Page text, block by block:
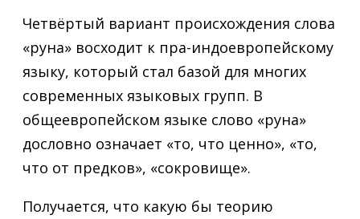
Четвёртый вариант происхождения слова
«руна» восходит к пра-индоевропейскому
языку, который стал базой для многих
современных языковых групп. В
общеевропейском языке слово «руна»
дословно означает «то, что ценно», «то,
что от предков», «сокровище».
Получается, что какую бы теорию